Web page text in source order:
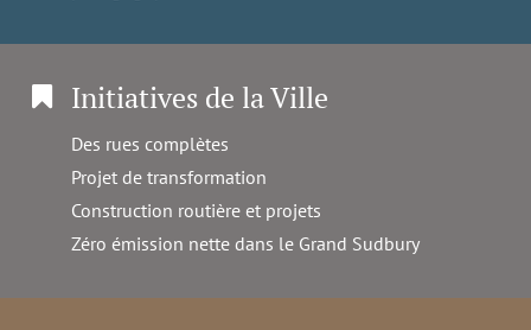
Initiatives de la Ville
Des rues complètes
Projet de transformation
Construction routière et projets
Zéro émission nette dans le Grand Sudbury